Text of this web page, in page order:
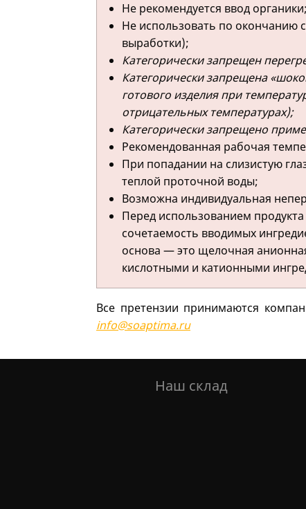
Не рекомендуется ввод органики;
Не использовать по окончанию
выработки);
Категорически запрещен
Категорически запрещена
готового изделия при
отрицательных температурах);
Категорически запрещено
Рекомендованная рабочая
При попадании на слизистую
теплой проточной воды;
Возможна индивидуальная
Перед использованием
сочетаемость вводимых
основа — это щелочная
кислотными и катионными
Все претензии принимаются
info@soaptima.ru
Наш склад